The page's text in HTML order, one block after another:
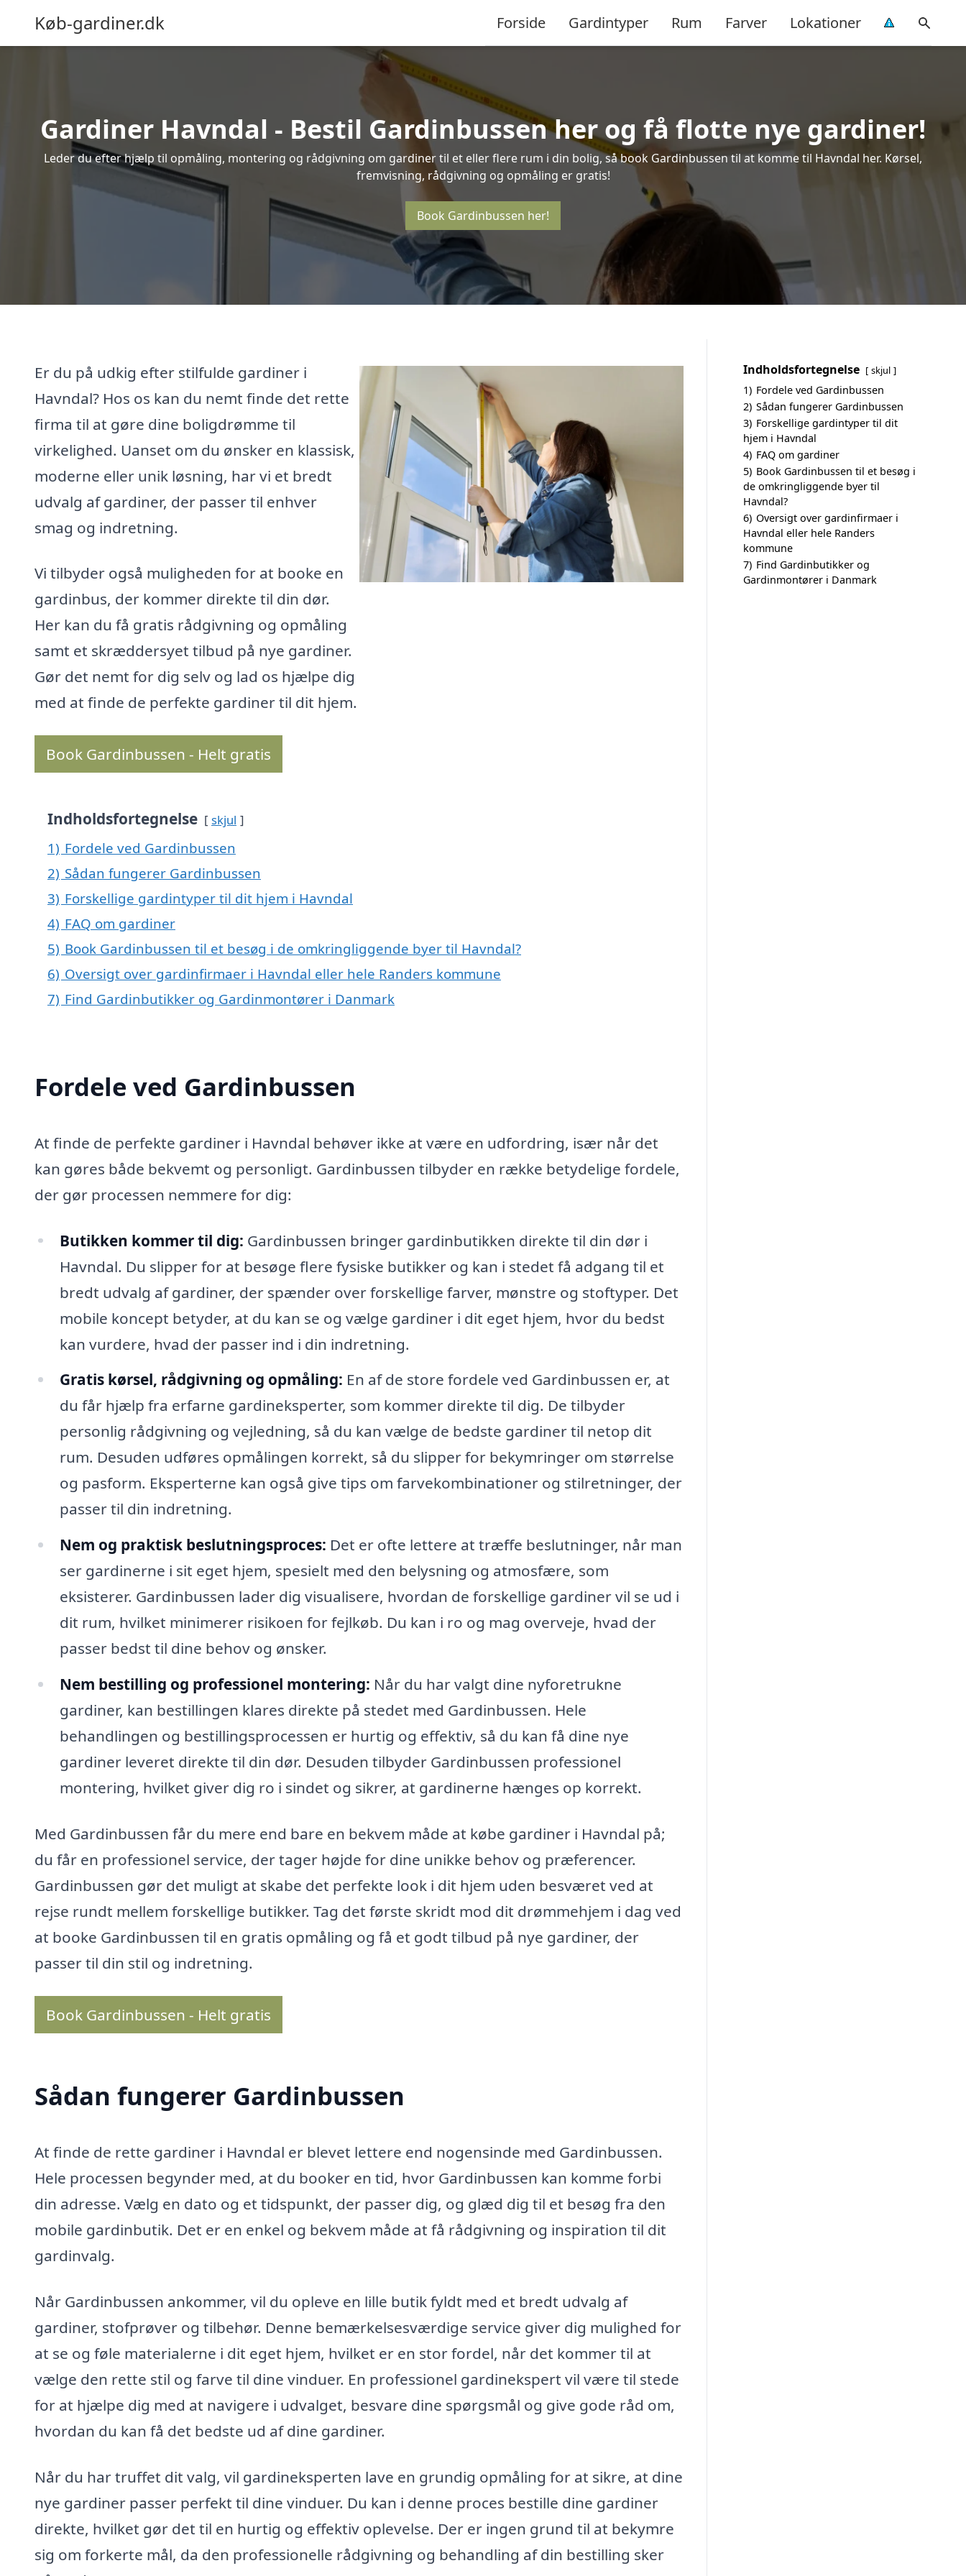
Køb-gardiner.dk Forside Gardintyper Rum Farver Lokationer
Gardiner Havndal - Bestil Gardinbussen her og få flotte nye gardiner!
Leder du efter hjælp til opmåling, montering og rådgivning om gardiner til et eller flere rum i din bolig, så book Gardinbussen til at komme til Havndal her. Kørsel,
fremvisning, rådgivning og opmåling er gratis!
Book Gardinbussen her!
Er du på udkig efter stilfulde gardiner i
Havndal? Hos os kan du nemt finde det rette
firma til at gøre dine boligdrømme til
virkelighed. Uanset om du ønsker en klassisk,
moderne eller unik løsning, har vi et bredt
udvalg af gardiner, der passer til enhver
smag og indretning.
Vi tilbyder også muligheden for at booke en
gardinbus, der kommer direkte til din dør.
Her kan du få gratis rådgivning og opmåling
samt et skræddersyet tilbud på nye gardiner.
Gør det nemt for dig selv og lad os hjælpe dig
med at finde de perfekte gardiner til dit hjem.
Book Gardinbussen - Helt gratis
Indholdsfortegnelse skjul
1) Fordele ved Gardinbussen
2) Sådan fungerer Gardinbussen
3) Forskellige gardintyper til dit hjem i Havndal
4) FAQ om gardiner
5) Book Gardinbussen til et besøg i de omkringliggende byer til Havndal?
6) Oversigt over gardinfirmaer i Havndal eller hele Randers kommune
7) Find Gardinbutikker og Gardinmontører i Danmark
Fordele ved Gardinbussen
At finde de perfekte gardiner i Havndal behøver ikke at være en udfordring, især når det
kan gøres både bekvemt og personligt. Gardinbussen tilbyder en række betydelige fordele,
der gør processen nemmere for dig:
Butikken kommer til dig: Gardinbussen bringer gardinbutikken direkte til din dør i
Havndal. Du slipper for at besøge flere fysiske butikker og kan i stedet få adgang til et
bredt udvalg af gardiner, der spænder over forskellige farver, mønstre og stoftyper. Det
mobile koncept betyder, at du kan se og vælge gardiner i dit eget hjem, hvor du bedst
kan vurdere, hvad der passer ind i din indretning.
Gratis kørsel, rådgivning og opmåling: En af de store fordele ved Gardinbussen er, at
du får hjælp fra erfarne gardineksperter, som kommer direkte til dig. De tilbyder
personlig rådgivning og vejledning, så du kan vælge de bedste gardiner til netop dit
rum. Desuden udføres opmålingen korrekt, så du slipper for bekymringer om størrelse
og pasform. Eksperterne kan også give tips om farvekombinationer og stilretninger, der
passer til din indretning.
Nem og praktisk beslutningsproces: Det er ofte lettere at træffe beslutninger, når man
ser gardinerne i sit eget hjem, spesielt med den belysning og atmosfære, som
eksisterer. Gardinbussen lader dig visualisere, hvordan de forskellige gardiner vil se ud i
dit rum, hvilket minimerer risikoen for fejlkøb. Du kan i ro og mag overveje, hvad der
passer bedst til dine behov og ønsker.
Nem bestilling og professionel montering: Når du har valgt dine nyforetrukne
gardiner, kan bestillingen klares direkte på stedet med Gardinbussen. Hele
behandlingen og bestillingsprocessen er hurtig og effektiv, så du kan få dine nye
gardiner leveret direkte til din dør. Desuden tilbyder Gardinbussen professionel
montering, hvilket giver dig ro i sindet og sikrer, at gardinerne hænges op korrekt.
Med Gardinbussen får du mere end bare en bekvem måde at købe gardiner i Havndal på;
du får en professionel service, der tager højde for dine unikke behov og præferencer.
Gardinbussen gør det muligt at skabe det perfekte look i dit hjem uden besværet ved at
rejse rundt mellem forskellige butikker. Tag det første skridt mod dit drømmehjem i dag ved
at booke Gardinbussen til en gratis opmåling og få et godt tilbud på nye gardiner, der
passer til din stil og indretning.
Book Gardinbussen - Helt gratis
Sådan fungerer Gardinbussen
At finde de rette gardiner i Havndal er blevet lettere end nogensinde med Gardinbussen.
Hele processen begynder med, at du booker en tid, hvor Gardinbussen kan komme forbi
din adresse. Vælg en dato og et tidspunkt, der passer dig, og glæd dig til et besøg fra den
mobile gardinbutik. Det er en enkel og bekvem måde at få rådgivning og inspiration til dit
gardinvalg.
Når Gardinbussen ankommer, vil du opleve en lille butik fyldt med et bredt udvalg af
gardiner, stofprøver og tilbehør. Denne bemærkelsesværdige service giver dig mulighed for
at se og føle materialerne i dit eget hjem, hvilket er en stor fordel, når det kommer til at
vælge den rette stil og farve til dine vinduer. En professionel gardinekspert vil være til stede
for at hjælpe dig med at navigere i udvalget, besvare dine spørgsmål og give gode råd om,
hvordan du kan få det bedste ud af dine gardiner.
Når du har truffet dit valg, vil gardineksperten lave en grundig opmåling for at sikre, at dine
nye gardiner passer perfekt til dine vinduer. Du kan i denne proces bestille dine gardiner
direkte, hvilket gør det til en hurtig og effektiv oplevelse. Der er ingen grund til at bekymre
sig om forkerte mål, da den professionelle rådgivning og behandling af din bestilling sker
Indholdsfortegnelse skjul
1) Fordele ved Gardinbussen
2) Sådan fungerer Gardinbussen
3) Forskellige gardintyper til dit
hjem i Havndal
4) FAQ om gardiner
5) Book Gardinbussen til et besøg i
de omkringliggende byer til
Havndal?
6) Oversigt over gardinfirmaer i
Havndal eller hele Randers
kommune
7) Find Gardinbutikker og
Gardinmontører i Danmark